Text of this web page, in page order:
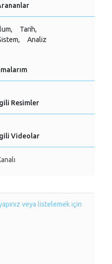
Tarih,
Analiz
Resimler
Videolar
veya listelemek için